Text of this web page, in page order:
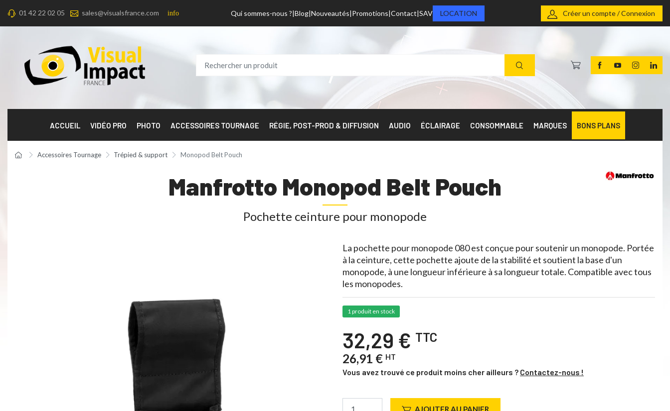
01 42 22 02 05 sales@visualsfrance.com info Qui sommes-nous ? Blog Nouveautés Promotions Contact SAV LOCATION Créer un compte / Connexion
ACCUEIL VIDÉO PRO PHOTO ACCESSOIRES TOURNAGE RÉGIE, POST-PROD & DIFFUSION AUDIO ÉCLAIRAGE CONSOMMABLE MARQUES BONS PLANS
Accessoires Tournage Trépied & support Monopod Belt Pouch
Manfrotto Monopod Belt Pouch
Pochette ceinture pour monopode
La pochette pour monopode 080 est conçue pour soutenir un monopode. Portée
à la ceinture, cette pochette ajoute de la stabilité et soutient la base d'un
monopode, à une longueur inférieure à sa longueur totale. Compatible avec tous
les monopodes.
1 produit en stock
32,29 € TTC
26,91 € HT
Vous avez trouvé ce produit moins cher ailleurs ? Contactez-nous !
AJOUTER AU PANIER